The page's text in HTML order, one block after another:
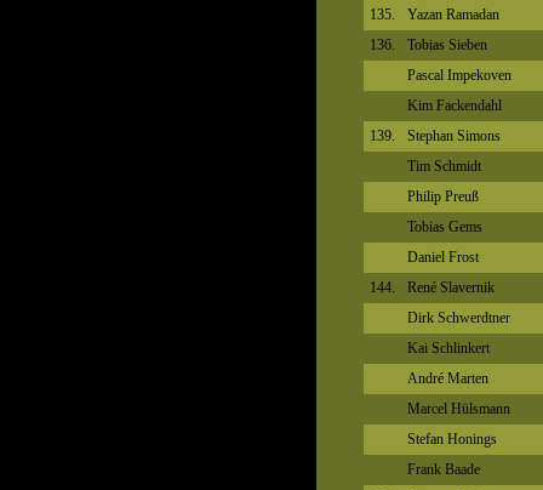
135.
Yazan Ramadan
136.
Tobias Sieben
Pascal Impekoven
Kim Fackendahl
139.
Stephan Simons
Tim Schmidt
Philip Preuß
Tobias Gems
Daniel Frost
144.
René Slavernik
Dirk Schwerdtner
Kai Schlinkert
André Marten
Marcel Hülsmann
Stefan Honings
Frank Baade